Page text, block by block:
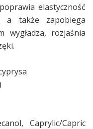
elastyczność
a także zapobiega
wygładza, rozjaśnia
Caprylic/Capric